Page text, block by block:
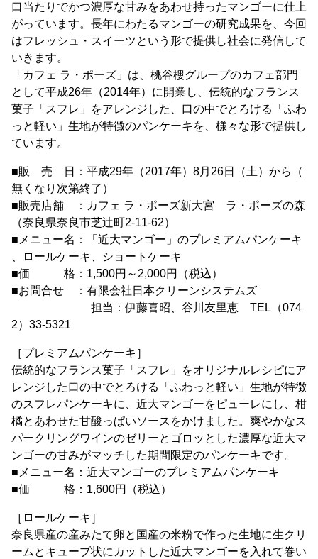
口当たりでかつ濃厚な甘みをあわせ持ったマンゴーに仕上
がっています。長年にわたるマンゴーの研究成果を、今回
はフレッシュ・スイーツという形で提供し社会に発信して
いきます。
「カフェ ラ・ポーズ」は、桃谷樓グループのカフェ部門
として平成26年（2014年）に開業し、伝統的なフランス
菓子「スフレ」をアレンジした、口の中でとろける「ふわ
っと軽い」生地が特徴のパンケーキを、様々な形で提供し
ています。
■販 売 日：平成29年（2017年）8月26日（土）から（
無くなり次第終了）
■販売店舗 ：カフェ ラ・ポーズ新大宮 ラ・ポーズの森
（奈良県奈良市芝辻町2-11-62）
■メニュー名：「近大マンゴー」のプレミアムパンケーキ
、ロールケーキ、ショートケーキ
■価 格：1,500円～2,000円（税込）
■お問合せ ：有限会社日本クリーンシステムズ
担当：伊藤喜昭、谷川友里恵 TEL（074
2）33-5321
［プレミアムパンケーキ］
伝統的なフランス菓子「スフレ」をオリジナルレシピにア
レンジした口の中でとろける「ふわっと軽い」生地が特徴
のスフレパンケーキに、近大マンゴーをピューレにし、柑
橘とあわせた甘酸っぱいソースをかけました。爽やかなス
パークリングワインのゼリーとゴロッとした濃厚な近大マ
ンゴーの甘みがマッチした期間限定のパンケーキです。
■メニュー名：近大マンゴーのプレミアムパンケーキ
■価 格：1,600円（税込）
［ロールケーキ］
奈良県産の産みたて卵と国産の米粉で作った生地に生クリ
ームとキューブ状にカットした近大マンゴーを入れて巻い